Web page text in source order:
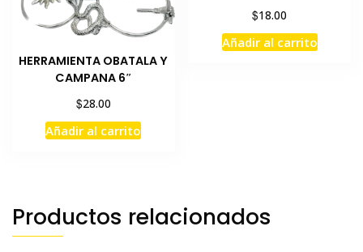
HERRAMIENTA OBATALA Y
CAMPANA 6″
$28.00
Añadir al carrito
$18.00
Añadir al carrito
Productos relacionados